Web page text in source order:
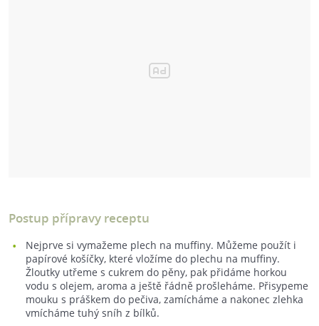
Postup přípravy receptu
Nejprve si vymažeme plech na muffiny. Můžeme použít i
papírové košíčky, které vložíme do plechu na muffiny.
Žloutky utřeme s cukrem do pěny, pak přidáme horkou
vodu s olejem, aroma a ještě řádně prošleháme. Přisypeme
mouku s práškem do pečiva, zamícháme a nakonec zlehka
vmícháme tuhý sníh z bílků.